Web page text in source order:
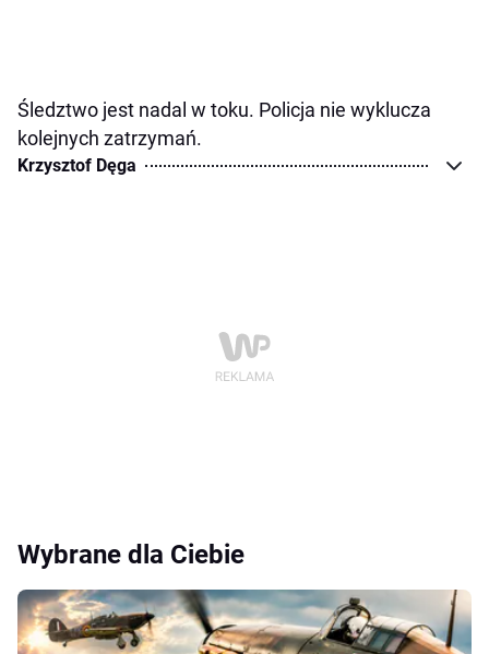
Śledztwo jest nadal w toku. Policja nie wyklucza
kolejnych zatrzymań.
Krzysztof Dęga
Wybrane dla Ciebie